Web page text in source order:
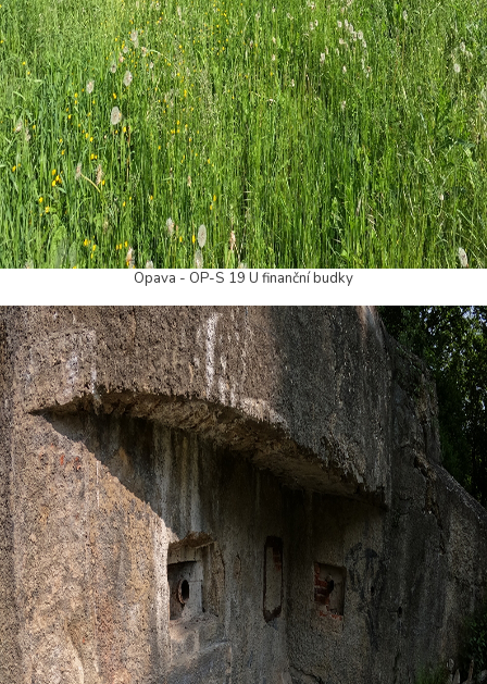
Opava - OP-S 19 U finanční budky